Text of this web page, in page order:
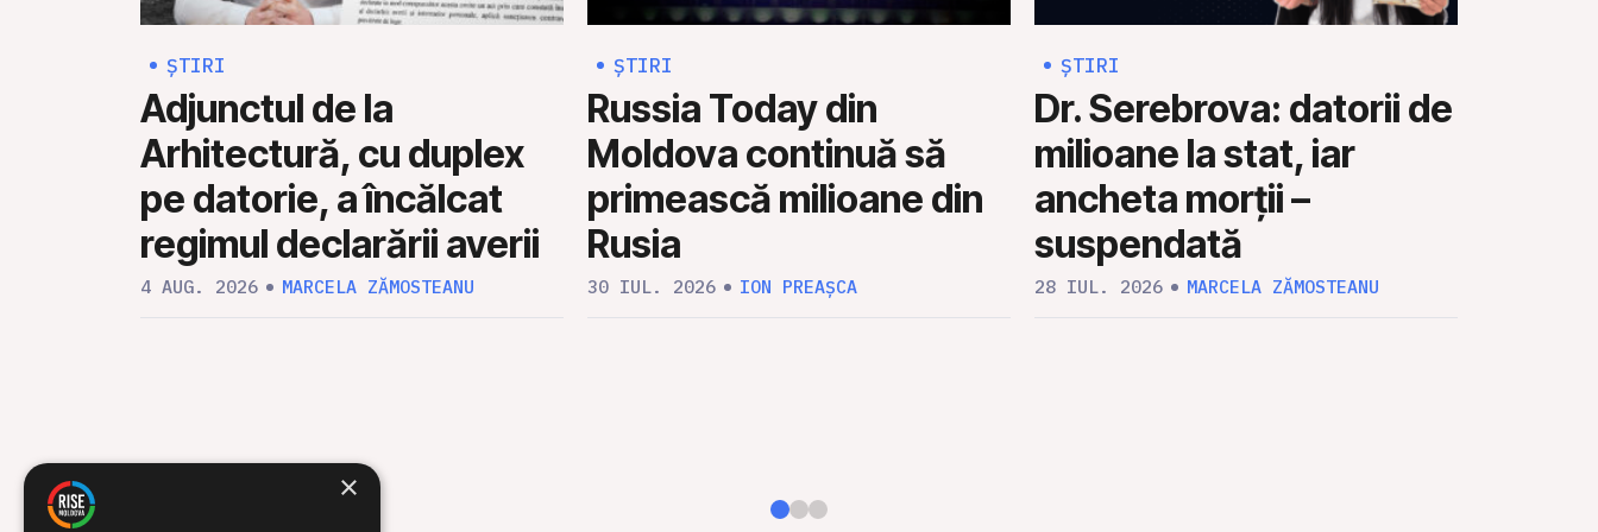
ȘTIRI
Adjunctul de la
Arhitectură, cu duplex
pe datorie, a încălcat
regimul declarării averii
4 AUG. 2026 MARCELA ZĂMOSTEANU
ȘTIRI
Russia Today din
Moldova continuă să
primească milioane din
Rusia
30 IUL. 2026 ION PREAȘCA
ȘTIRI
Dr. Serebrova: datorii de
milioane la stat, iar
ancheta morții –
suspendată
28 IUL. 2026 MARCELA ZĂMOSTEANU
×